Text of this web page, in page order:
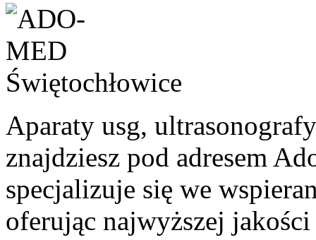
Aparaty usg,
znajdziesz pod adresem
specjalizuje się we
oferując najwyższej